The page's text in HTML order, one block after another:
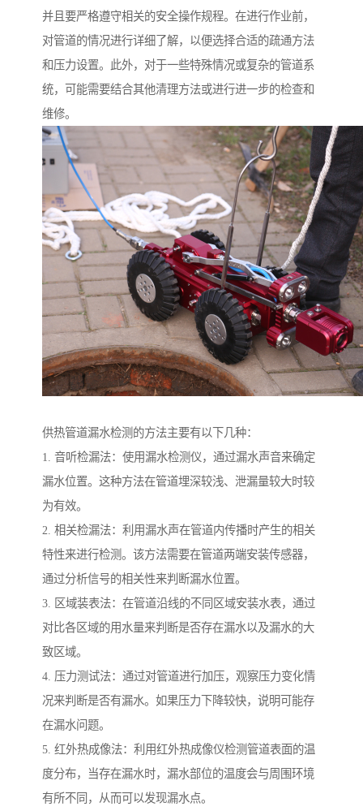
并且要严格遵守相关的安全操作规程。在进行作业前，
对管道的情况进行详细了解，以便选择合适的疏通方法
和压力设置。此外，对于一些特殊情况或复杂的管道系
统，可能需要结合其他清理方法或进行进一步的检查和
维修。
供热管道漏水检测的方法主要有以下几种：
1. 音听检漏法：使用漏水检测仪，通过漏水声音来确定
漏水位置。这种方法在管道埋深较浅、泄漏量较大时较
为有效。
2. 相关检漏法：利用漏水声在管道内传播时产生的相关
特性来进行检测。该方法需要在管道两端安装传感器，
通过分析信号的相关性来判断漏水位置。
3. 区域装表法：在管道沿线的不同区域安装水表，通过
对比各区域的用水量来判断是否存在漏水以及漏水的大
致区域。
4. 压力测试法：通过对管道进行加压，观察压力变化情
况来判断是否有漏水。如果压力下降较快，说明可能存
在漏水问题。
5. 红外热成像法：利用红外热成像仪检测管道表面的温
度分布，当存在漏水时，漏水部位的温度会与周围环境
有所不同，从而可以发现漏水点。